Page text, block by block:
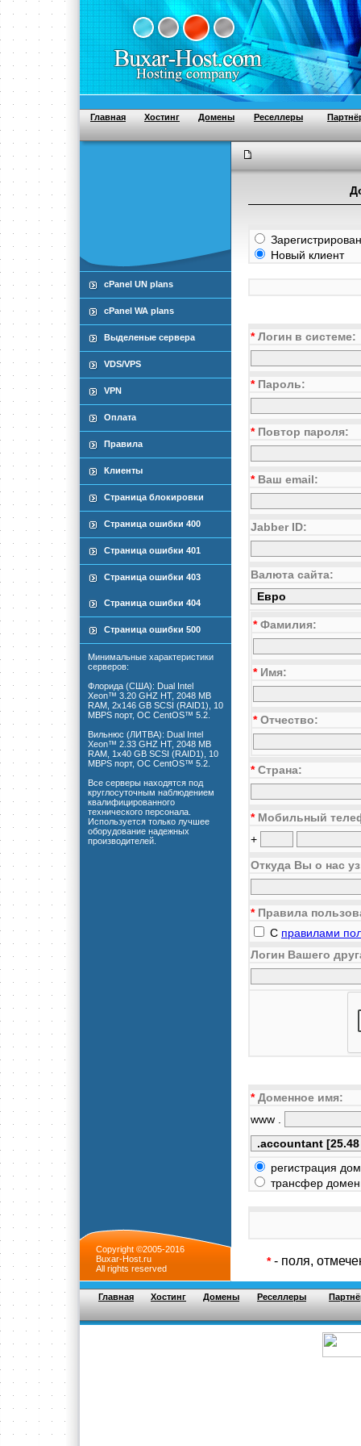
Главная Хостинг Домены Реселлеры
Новый клиент
*Логин в системе:
*Пароль:
*Повтор пароля:
*Ваш email:
Jabber ID:
Валюта сайта:
*Фамилия:
*Имя:
*Отчество:
*Страна:
*Мобильный
+
Откуда Вы о нас
*Правила
С правилами
Логин Вашего
*Доменное имя:
www .
регистрация
трансфер
*- поля,
cPanel UN plans
cPanel WA plans
Выделеные сервера
VDS/VPS
VPN
Оплата
Правила
Клиенты
Страница блокировки
Страница ошибки 400
Страница ошибки 401
Страница ошибки 403
Страница ошибки 404
Страница ошибки 500
Минимальные характеристики
серверов:
Флорида (США): Dual Intel
Xeon™ 3.20 GHZ HT, 2048 MB
RAM, 2x146 GB SCSI (RAID1), 10
MBPS порт, ОС CentOS™ 5.2.
Вильнюс (ЛИТВА): Dual Intel
Xeon™ 2.33 GHZ HT, 2048 MB
RAM, 1x40 GB SCSI (RAID1), 10
MBPS порт, ОС CentOS™ 5.2.
Все серверы находятся под
круглосуточным наблюдением
квалифицированного
технического персонала.
Используется только лучшее
оборудование надежных
производителей.
Copyright ©2005-2016
Buxar-Host.ru
All rights reserved
Главная Хостинг Домены Реселлеры